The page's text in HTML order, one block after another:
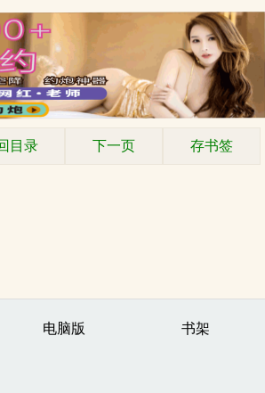
目录 下一页 存书签
电脑版 书架